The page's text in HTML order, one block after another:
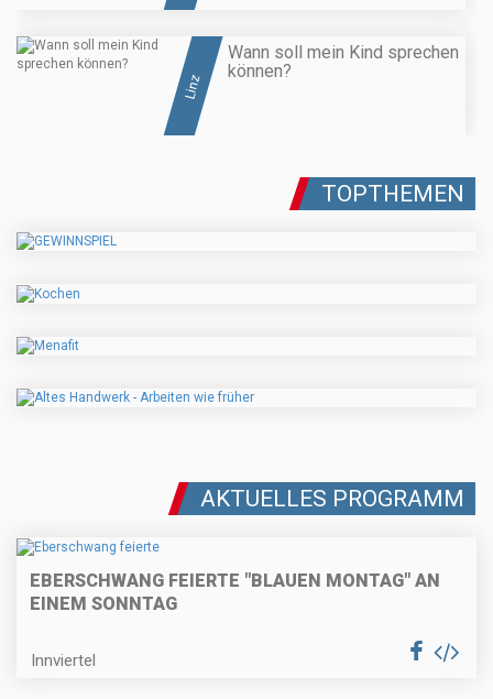
Linz
Wann soll mein Kind sprechen
können?
TOPTHEMEN
AKTUELLES PROGRAMM
EBERSCHWANG FEIERTE "BLAUEN MONTAG" AN
EINEM SONNTAG
Innviertel